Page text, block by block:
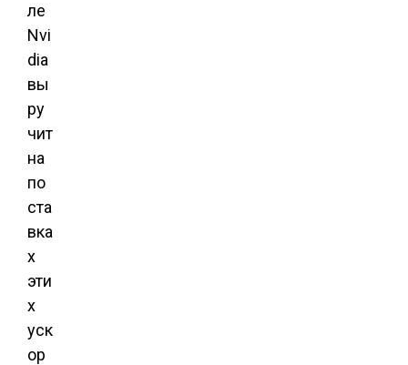
ле
Nvi
dia
вы
ру
чит
на
по
ста
вка
х
эти
х
уск
ор